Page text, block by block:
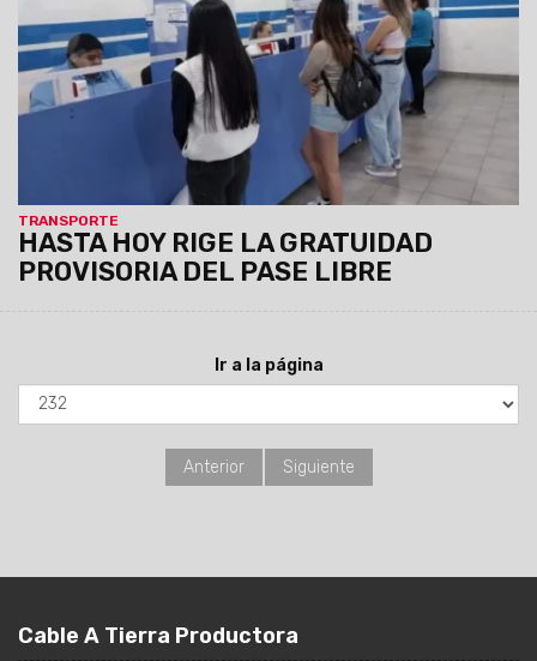
TRANSPORTE
HASTA HOY RIGE LA GRATUIDAD
PROVISORIA DEL PASE LIBRE
trámite, el estudiante podrá nuevamente contar con la
gratuidad del Pase Libre Estudiantil.
Ir a la página
Anterior Siguiente
Cable A Tierra Productora